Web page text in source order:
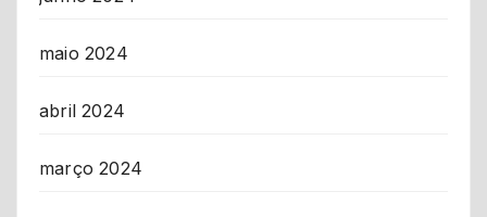
maio 2024
abril 2024
março 2024